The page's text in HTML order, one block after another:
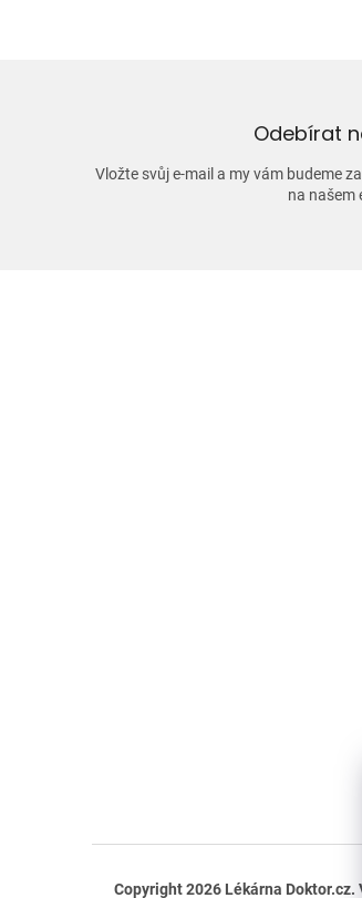
Odebírat
Vložte svůj e-mail a my vám budeme
na našem
Copyright 2026 Lékárna Doktor.cz.